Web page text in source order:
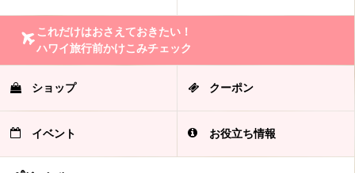
これだけはおさえておきたい！
ハワイ旅行前かけこみチェック
ショップ クーポン
イベント お役立ち情報